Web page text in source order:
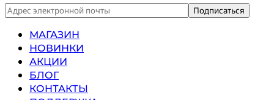
МАГАЗИН
НОВИНКИ
АКЦИИ
БЛОГ
КОНТАКТЫ